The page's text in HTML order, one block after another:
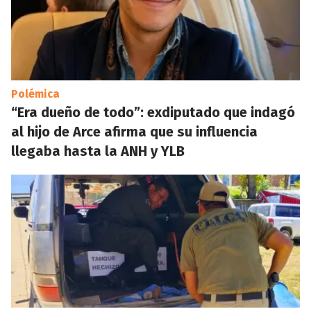
Polémica
“Era dueño de todo”: exdiputado que indagó
al hijo de Arce afirma que su influencia
llegaba hasta la ANH y YLB